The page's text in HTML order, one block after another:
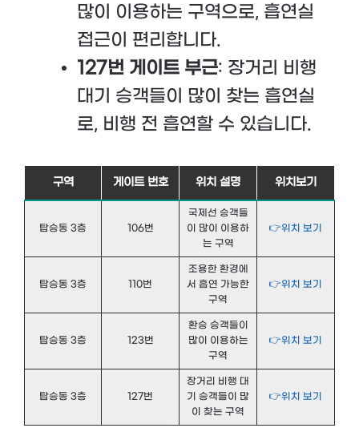
많이 이용하는 구역으로, 흡연실
접근이 편리합니다.
127번 게이트 부근: 장거리 비행
대기 승객들이 많이 찾는 흡연실
로, 비행 전 흡연할 수 있습니다.
구역 게이트 번호 위치 설명 위치보기
탑승동 3층 106번
국제선 승객들
이 많이 이용하
는 구역
👉위치 보기
탑승동 3층 110번
조용한 환경에
서 흡연 가능한
구역
👉위치 보기
탑승동 3층 123번
환승 승객들이
많이 이용하는
구역
👉위치 보기
탑승동 3층 127번
장거리 비행 대
기 승객들이 많
이 찾는 구역
👉위치 보기